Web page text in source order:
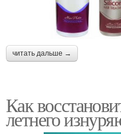
читать дальше →
Как
летнего